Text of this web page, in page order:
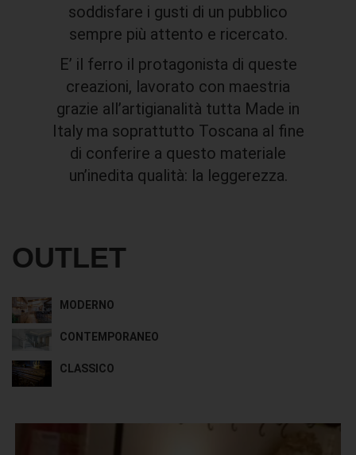
soddisfare i gusti di un pubblico
sempre più attento e ricercato.
E’ il ferro il protagonista di queste
creazioni, lavorato con maestria
grazie all’artigianalità tutta Made in
Italy ma soprattutto Toscana al fine
di conferire a questo materiale
un’inedita qualità: la leggerezza.
OUTLET
MODERNO
CONTEMPORANEO
CLASSICO